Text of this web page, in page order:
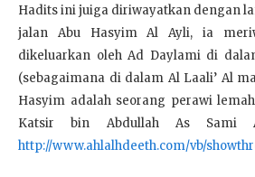
Hadits ini juiga diriwayatkan dengan
jalan Abu Hasyim Al Ayli, ia
dikeluarkan oleh Ad Daylami di
(sebagaimana di dalam Al Laali’ Al
Hasyim adalah seorang perawi
Katsir bin Abdullah As
http://www.ahlalhdeeth.com/vb/